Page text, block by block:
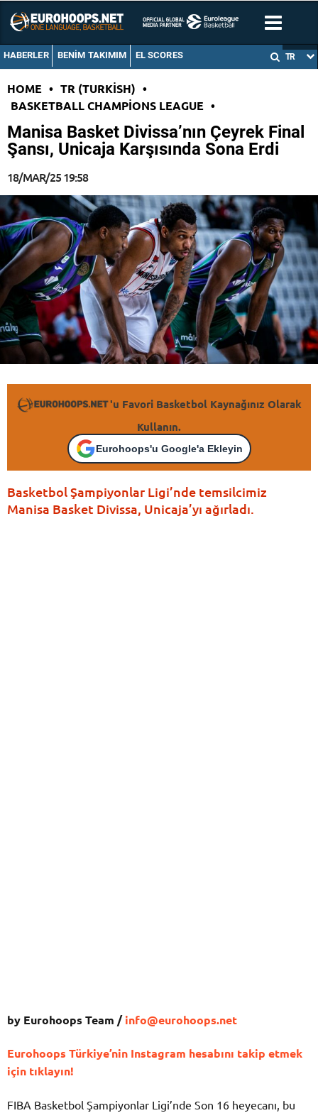
HABERLER BENIM TAKIMIM EL SCORES TR
HOME • TR (TURKISH) •
BASKETBALL CHAMPIONS LEAGUE •
Manisa Basket Divissa’nın Çeyrek Final
Şansı, Unicaja Karşısında Sona Erdi
18/MAR/25 19:58
'u Favori Basketbol Kaynağınız Olarak
Kullanın.
Eurohoops'u Google'a Ekleyin
Basketbol Şampiyonlar Ligi’nde temsilcimiz
Manisa Basket Divissa, Unicaja’yı ağırladı.
by Eurohoops Team /info@eurohoops.net
Eurohoops Türkiye’nin Instagram hesabını takip etmek
için tıklayın!
FIBA Basketbol Şampiyonlar Ligi’nde Son 16 heyecanı, bu